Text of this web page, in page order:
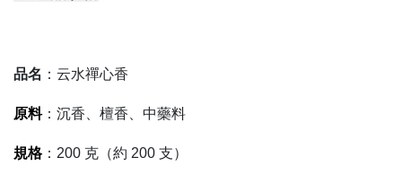
品名 ：云水禪心香
原料：沉香、檀香、中藥料
規格：200 克（約 200 支）